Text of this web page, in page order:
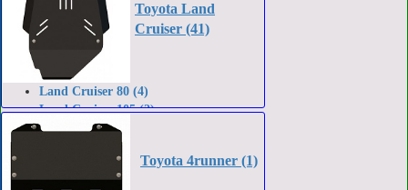
Toyota Land
Cruiser (41)
Land Cruiser 80 (4)
Land Cruiser 105 (2)
Land Cruiser 100 (7)
Land Cruiser 100/105 (3)
Land Cruiser 120 (Prado) (9)
Land Cruiser 90 (6)
Toyota 4runner (1)